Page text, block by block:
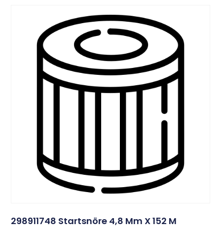
298911748 Startsnöre 4,8 Mm X 152 M